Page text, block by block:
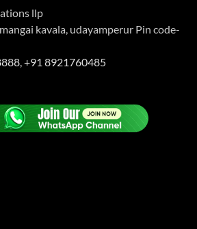
llp
kavala, udayamperur Pin code-
,+91 8921760485